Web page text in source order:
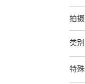
拍
类别
特